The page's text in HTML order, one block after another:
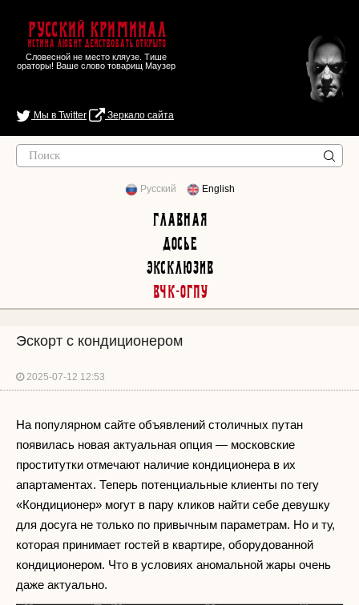
Русский Криминал
Истина любит действовать открыто
Словесной не место кляузе. Тише
ораторы! Ваше слово товарищ Маузер
Мы в Twitter Зеркало сайта
Русский English
Главная
Досье
Эксклюзив
ВЧК-ОГПУ
Эскорт с кондиционером
2025-07-12 12:53
На популярном сайте объявлений столичных путан
появилась новая актуальная опция — московские
проститутки отмечают наличие кондиционера в их
апартаментах. Теперь потенциальные клиенты по тегу
«Кондиционер» могут в пару кликов найти себе девушку
для досуга не только по привычным параметрам. Но и ту,
которая принимает гостей в квартире, оборудованной
кондиционером. Что в условиях аномальной жары очень
даже актуально.